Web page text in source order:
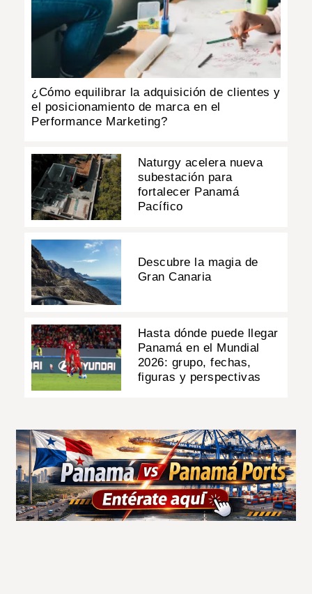
¿Cómo equilibrar la adquisición de clientes y
el posicionamiento de marca en el
Performance Marketing?
Naturgy acelera nueva
subestación para
fortalecer Panamá
Pacífico
Descubre la magia de
Gran Canaria
Hasta dónde puede llegar
Panamá en el Mundial
2026: grupo, fechas,
figuras y perspectivas